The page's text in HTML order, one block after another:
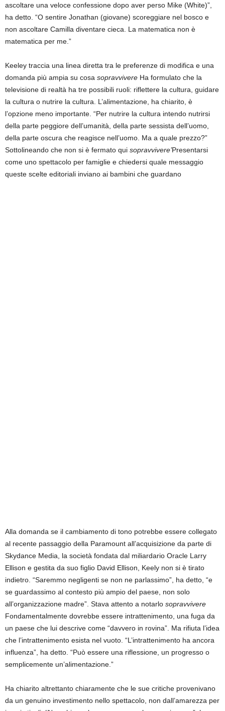
ascoltare una veloce confessione dopo aver perso Mike (White)”,
ha detto. “O sentire Jonathan (giovane) scoreggiare nel bosco e
non ascoltare Camilla diventare cieca. La matematica non è
matematica per me.”
Keeley traccia una linea diretta tra le preferenze di modifica e una
domanda più ampia su cosa sopravvivere Ha formulato che la
televisione di realtà ha tre possibili ruoli: riflettere la cultura, guidare
la cultura o nutrire la cultura. L’alimentazione, ha chiarito, è
l’opzione meno importante. “Per nutrire la cultura intendo nutrirsi
della parte peggiore dell’umanità, della parte sessista dell’uomo,
della parte oscura che reagisce nell’uomo. Ma a quale prezzo?”
Sottolineando che non si è fermato qui sopravvivere’Presentarsi
come uno spettacolo per famiglie e chiedersi quale messaggio
queste scelte editoriali inviano ai bambini che guardano
Alla domanda se il cambiamento di tono potrebbe essere collegato
al recente passaggio della Paramount all’acquisizione da parte di
Skydance Media, la società fondata dal miliardario Oracle Larry
Ellison e gestita da suo figlio David Ellison, Keely non si è tirato
indietro. “Saremmo negligenti se non ne parlassimo”, ha detto, “e
se guardassimo al contesto più ampio del paese, non solo
all’organizzazione madre”. Stava attento a notarlo sopravvivere
Fondamentalmente dovrebbe essere intrattenimento, una fuga da
un paese che lui descrive come “davvero in rovina”. Ma rifiuta l’idea
che l’intrattenimento esista nel vuoto. “L’intrattenimento ha ancora
influenza”, ha detto. “Può essere una riflessione, un progresso o
semplicemente un’alimentazione.”
Ha chiarito altrettanto chiaramente che le sue critiche provenivano
da un genuino investimento nello spettacolo, non dall’amarezza per